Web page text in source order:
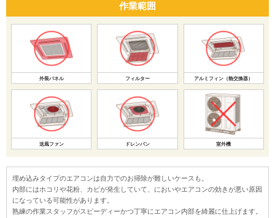
作業範囲
外装パネル フィルター アルミフィン（熱交換器）
送風ファン ドレンパン 室外機
埋め込みタイプのエアコンは自力でのお掃除が難しいケースも。
内部にはホコリや花粉、カビが発生していて、においやエアコンの効きが悪い原因
になっている可能性があります。
熟練の作業スタッフがスピーディーかつ丁寧にエアコン内部を綺麗に仕上げます。